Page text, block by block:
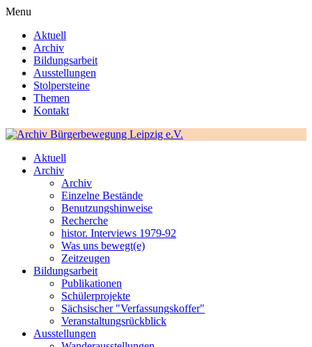
Menu
Aktuell
Archiv
Bildungsarbeit
Ausstellungen
Stolpersteine
Themen
Kontakt
Aktuell
Archiv
Archiv
Einzelne Bestände
Benutzungshinweise
Recherche
histor. Interviews 1979-92
Was uns bewegt(e)
Zeitzeugen
Bildungsarbeit
Publikationen
Schülerprojekte
Sächsischer "Verfassungskoffer"
Veranstaltungsrückblick
Ausstellungen